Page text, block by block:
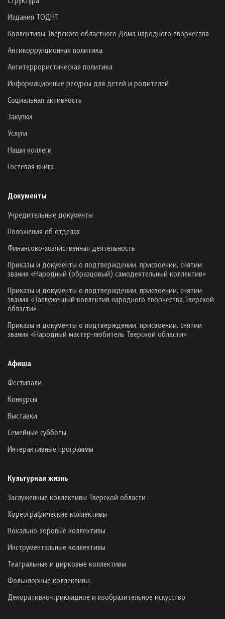
Издания ТОДНТ
Коллективы Тверского областного Дома народного творчества
Антикоррупционная политика
Антитеррористическая политика
Информационные ресурсы для детей и родителей
Социальная активность
Закупки
Услуги
Наши коллеги
Гостевая книга
Документы
Учредительные документы
Положения об отделах
Финансово-хозяйственная деятельность
Приказы и документы о подтверждении, присвоении, снятии
звания «Народный (образцовый) самодеятельный коллектив»
Приказы и документы о подтверждении, присвоении, снятии
звания «Заслуженный коллектив народного творчества Тверской
области»
Приказы и документы о подтверждении, присвоении, снятии
звания «Народный мастер-любитель Тверской области»
Афиша
Фестивали
Конкурсы
Выставки
Семейные субботы
Интерактивные программы
Культурная жизнь
Заслуженные коллективы Тверской области
Хореографические коллективы
Вокально-хоровые коллективы
Инструментальные коллективы
Театральные и цирковые коллективы
Фольклорные коллективы
Декоративно-прикладное и изобразительное искусство